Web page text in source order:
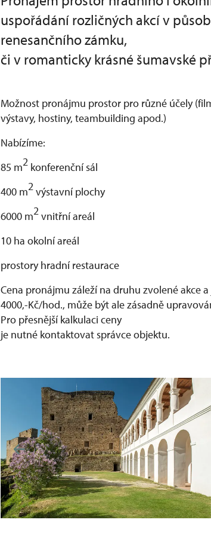
uspořádání rozličných akcí v
renesančního zámku,
či v romanticky krásné šumavské
Možnost pronájmu prostor pro různé účely
výstavy, hostiny, teambuilding apod.)
Nabízíme:
85 m2 konferenční sál
400 m2výstavní plochy
6000 m2vnitřní areál
10 ha okolní areál
prostory hradní restaurace
Cena pronájmu záleží na druhu zvolené akce
4000,-Kč/hod., může být ale zásadně
Pro přesnější kalkulaci ceny
je nutné kontaktovat správce objektu.